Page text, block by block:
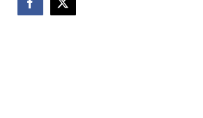
Facebook
X